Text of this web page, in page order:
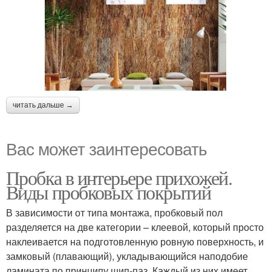
читать дальше →
Вас может заинтересовать
Пробка в интерьере прихожей.
Виды пробковых покрытий
В зависимости от типа монтажа, пробковый пол
разделяется на две категории – клеевой, который просто
наклеивается на подготовленную ровную поверхность, и
замковый (плавающий), укладывающийся наподобие